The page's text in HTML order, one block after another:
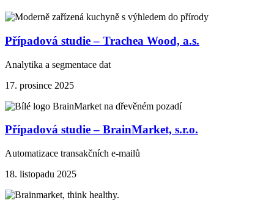
Případová studie – Trachea Wood, a.s.
Analytika a segmentace dat
17. prosince 2025
Případová studie – BrainMarket, s.r.o.
Automatizace transakčních e-mailů
18. listopadu 2025